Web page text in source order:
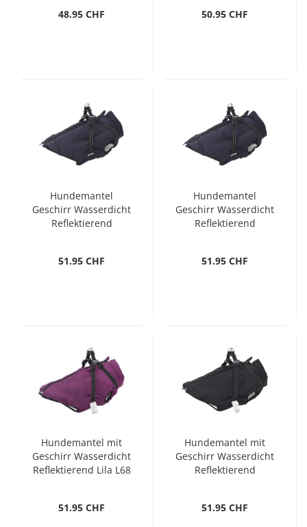
48.95 CHF 50.95 CHF
Hundemantel
Geschirr Wasserdicht
Reflektierend
51.95 CHF
Hundemantel
Geschirr Wasserdicht
Reflektierend
51.95 CHF
Hundemantel mit
Geschirr Wasserdicht
Reflektierend Lila L68
51.95 CHF
Hundemantel mit
Geschirr Wasserdicht
Reflektierend
51.95 CHF